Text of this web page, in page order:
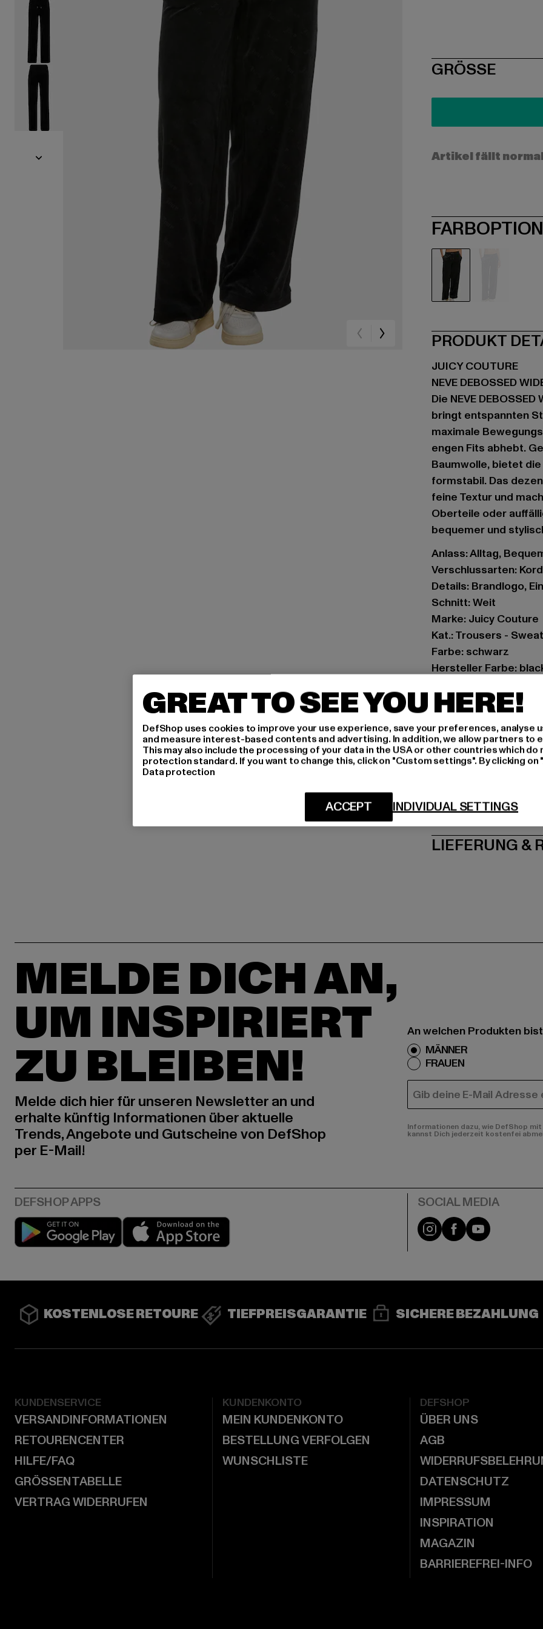
SIZE
GRÖSSE
Artikel fällt
PRODUKT
JUICY COUTURE
NEVE DEBOSSED
Die NEVE
bringt entspannten
maximale
engen Fits abhebt.
Baumwolle, bietet
formstabil. Das
feine Textur und
Oberteile oder
bequemer und
Anlass: Alltag,
Verschlussarten:
Details: Brandlogo,
Schnitt: Weit
Marke: Juicy Couture
Kat.: Trousers - Sweat
Farbe: schwarz
Hersteller Farbe:
Art.Nr: JCCHU0019-
Hersteller: INK
Schnellgasse 2 |
LIEFERUNG &
MELDE DICH AN,
UM INSPIRIERT
ZU BLEIBEN!
Melde dich hier für unseren Newsletter an und
erhalte künftig Informationen über aktuelle
Trends, Angebote und Gutscheine von DefShop
per E-Mail!
An welchen Produkten
MÄNNER
FRAUEN
E-MAIL
Informationen dazu, wie DefShop
kannst Dich jederzeit kostenfei
Play market Instagram
FacebookYouTube
KOSTENLOSE RETOURE TIEFPREISGARANTIE SICHERE BEZAHLUNG
KUNDENSERVICE
VERSANDINFORMATIONEN
RETOURENCENTER
HILFE/FAQ
GRÖSSENTABELLE
VERTRAG WIDERRUFEN
KUNDENKONTO
MEIN KUNDENKONTO
BESTELLUNG VERFOLGEN
WUNSCHLISTE
DEFSHOP
ÜBER UNS
AGB
DATENSCHUTZ
IMPRESSUM
INSPIRATION
MAGAZIN
BARRIEREFREI-INFO
GREAT TO SEE YOU HERE!
DefShop uses cookies to improve your use experience, save your preferences, analyse
and measure interest-based contents and advertising. In addition, we allow partners to
This may also include the processing of your data in the USA or other countries which do
protection standard. If you want to change this, click on "Custom settings". By clicking
Data protection
INDIVIDUAL SETTINGS
ACCEPT